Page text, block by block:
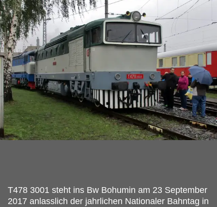
T478 3001 steht ins Bw Bohumin am 23 September
2017 anlasslich der jahrlichen Nationaler Bahntag in